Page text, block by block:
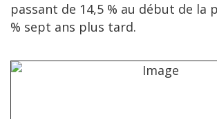
passant de 14,5 % au début de la
% sept ans plus tard.